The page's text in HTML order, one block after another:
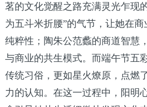
茗的文化觉醒之路充满灵光乍现
为五斗米折腰”的气节，让她在
纯粹性；陶朱公范蠡的商道智慧
与商业的共生模式。而端午节五
传统习俗，更如星火燎原，点燃
力的认知。在这一过程中，阳明